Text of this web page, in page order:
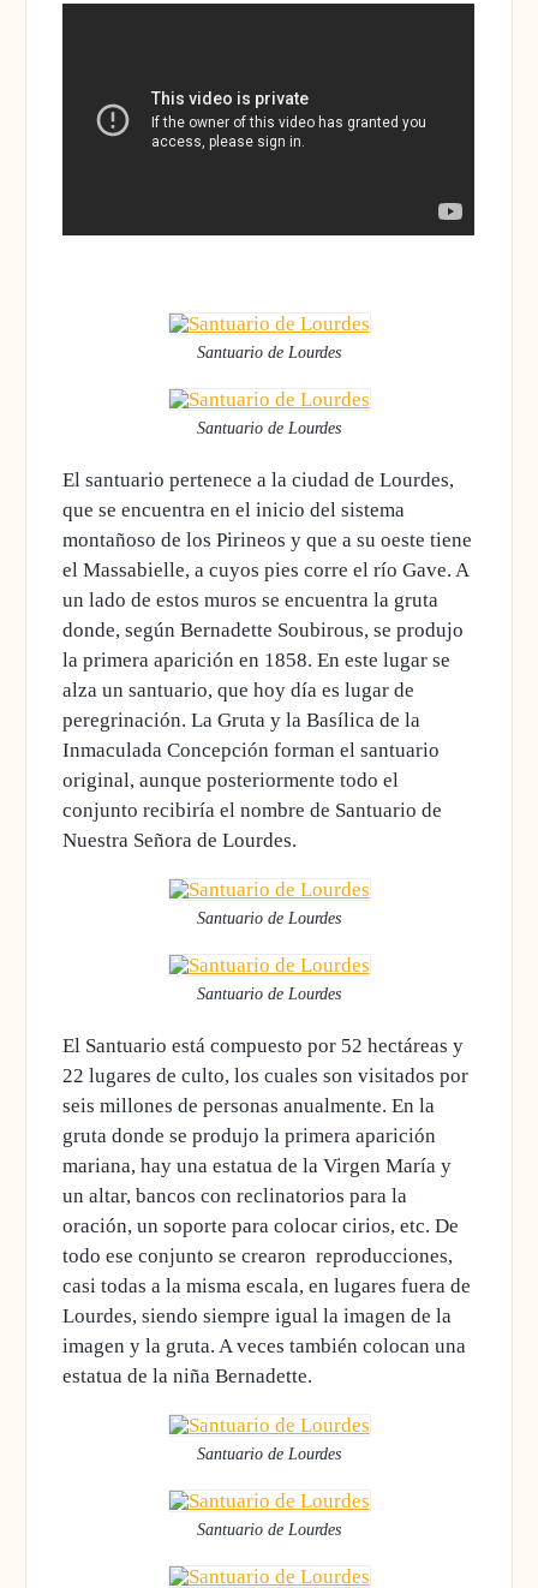
Santuario de Lourdes
Santuario de Lourdes
El santuario pertenece a la ciudad de Lourdes,
que se encuentra en el inicio del sistema
montañoso de los Pirineos y que a su oeste tiene
el Massabielle, a cuyos pies corre el río Gave. A
un lado de estos muros se encuentra la gruta
donde, según Bernadette Soubirous, se produjo
la primera aparición en 1858. En este lugar se
alza un santuario, que hoy día es lugar de
peregrinación. La Gruta y la Basílica de la
Inmaculada Concepción forman el santuario
original, aunque posteriormente todo el
conjunto recibiría el nombre de Santuario de
Nuestra Señora de Lourdes.
Santuario de Lourdes
Santuario de Lourdes
El Santuario está compuesto por 52 hectáreas y
22 lugares de culto, los cuales son visitados por
seis millones de personas anualmente. En la
gruta donde se produjo la primera aparición
mariana, hay una estatua de la Virgen María y
un altar, bancos con reclinatorios para la
oración, un soporte para colocar cirios, etc. De
todo ese conjunto se crearon reproducciones,
casi todas a la misma escala, en lugares fuera de
Lourdes, siendo siempre igual la imagen de la
imagen y la gruta. A veces también colocan una
estatua de la niña Bernadette.
Santuario de Lourdes
Santuario de Lourdes